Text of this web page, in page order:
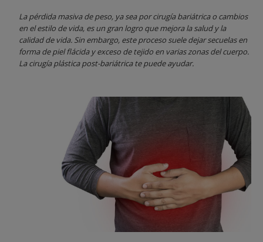
La pérdida masiva de peso, ya sea por cirugía bariátrica o cambios
en el estilo de vida, es un gran logro que mejora la salud y la
calidad de vida. Sin embargo, este proceso suele dejar secuelas en
forma de piel flácida y exceso de tejido en varias zonas del cuerpo.
La cirugía plástica post-bariátrica te puede ayudar.